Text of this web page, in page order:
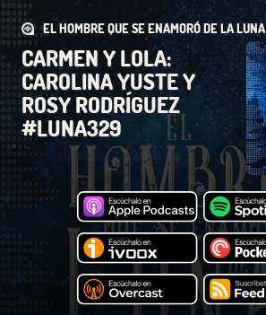
EL HOMBRE QUE SE ENAMORÓ DE LA LUNA
CARMEN Y LOLA:
CAROLINA YUSTE Y
ROSY RODRÍGUEZ
#LUNA329